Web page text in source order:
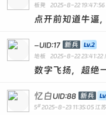
板凳 2025-8-22 19:47:56
点开前知道牛逼
-UID:17 新兵
地板 2025-8-22 23:41:22
数字飞扬，超绝
忆白UID:88 新兵
5# 2025-8-23 11:35:05 江